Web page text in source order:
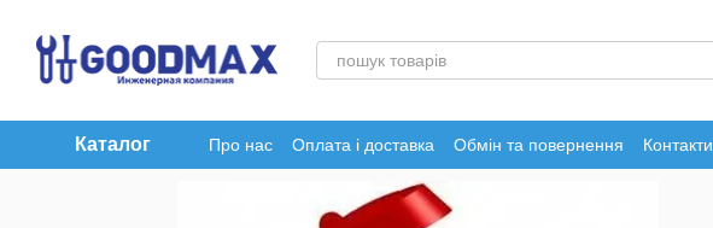
Каталог Про нас Оплата і доставка Обмін та повернення Контакти